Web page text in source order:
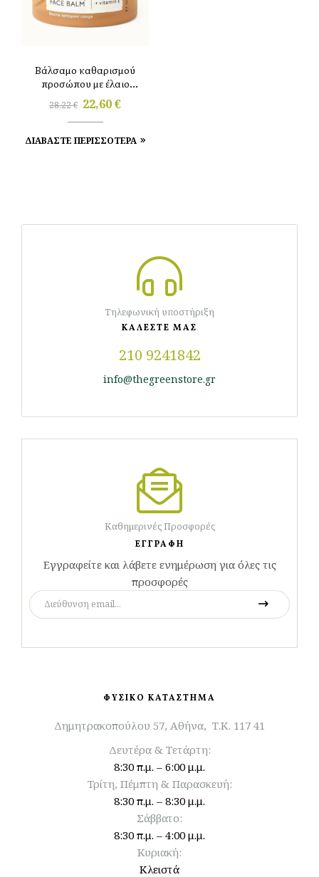
Βάλσαμο καθαρισμού
προσώπου με έλαιο
βρώμης + βιταμίνη E,
55ml Upcircle
28,22€ 22,60€
ΔΙΑΒΑΣΤΕ ΠΕΡΙΣΣΟΤΕΡΑ
Τηλεφωνική υποστήριξη
ΚΑΛΕΣΤΕ ΜΑΣ
210 9241842
info@thegreenstore.gr
Καθημερινές Προσφορές
ΕΓΓΡΑΦΗ
Εγγραφείτε και λάβετε ενημέρωση για όλες τις
προσφορές
ΦΥΣΙΚΟ ΚΑΤΑΣΤΗΜΑ
Δημητρακοπούλου 57, Αθήνα, Τ.Κ. 117 41
Δευτέρα & Τετάρτη:
8:30 π.μ. – 6:00 μ.μ.
Τρίτη, Πέμπτη & Παρασκευή:
8:30 π.μ. – 8:30 μ.μ.
Σάββατο:
8:30 π.μ. – 4:00 μ.μ.
Κυριακή:
Κλειστά